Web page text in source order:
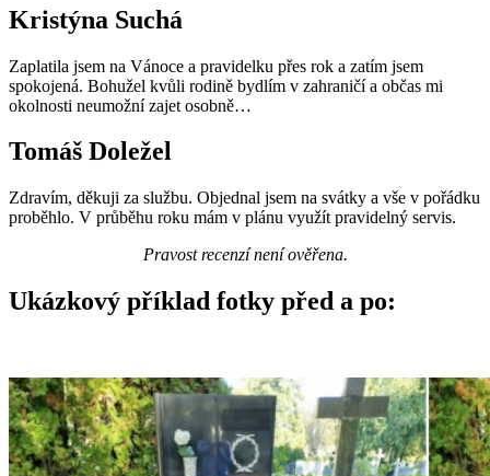
Kristýna Suchá
Zaplatila jsem na Vánoce a pravidelku přes rok a zatím jsem
spokojená. Bohužel kvůli rodině bydlím v zahraničí a občas mi
okolnosti neumožní zajet osobně…
Tomáš Doležel
Zdravím, děkuji za službu. Objednal jsem na svátky a vše v pořádku
proběhlo. V průběhu roku mám v plánu využít pravidelný servis.
Pravost recenzí není ověřena.
Ukázkový příklad fotky před a po: